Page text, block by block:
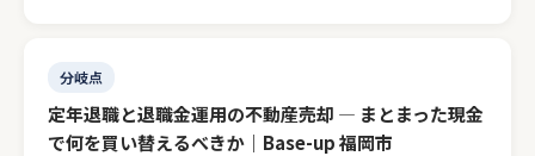
分岐点
定年退職と退職金運用の不動産売却 — まとまった現金
で何を買い替えるべきか｜Base-up 福岡市